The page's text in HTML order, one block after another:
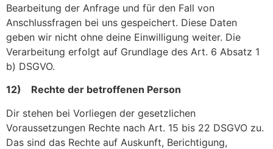
Bearbeitung der Anfrage und für den Fall von
Anschlussfragen bei uns gespeichert. Diese Daten
geben wir nicht ohne deine Einwilligung weiter. Die
Verarbeitung erfolgt auf Grundlage des Art. 6 Absatz 1
b) DSGVO.
12) Rechte der betroffenen Person
Dir stehen bei Vorliegen der gesetzlichen
Voraussetzungen Rechte nach Art. 15 bis 22 DSGVO zu.
Das sind das Rechte auf Auskunft, Berichtigung,